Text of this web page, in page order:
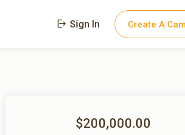
Sign In Create A
$200,000.00